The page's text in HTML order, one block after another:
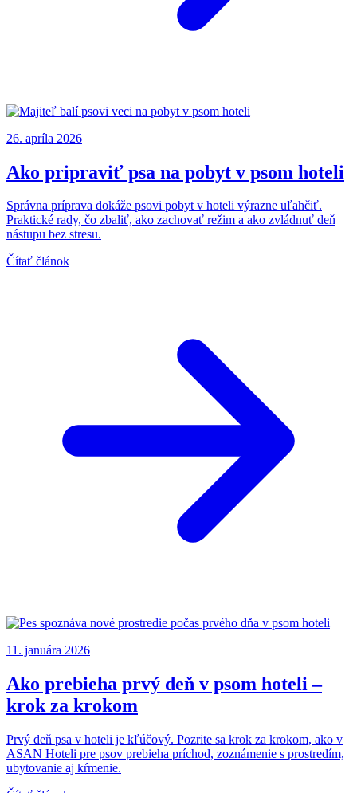
26. apríla 2026
Ako pripraviť psa na pobyt v psom hoteli
Správna príprava dokáže psovi pobyt v hoteli výrazne uľahčiť.
Praktické rady, čo zbaliť, ako zachovať režim a ako zvládnuť deň
nástupu bez stresu.
Čítať článok
11. januára 2026
Ako prebieha prvý deň v psom hoteli –
krok za krokom
Prvý deň psa v hoteli je kľúčový. Pozrite sa krok za krokom, ako v
ASAN Hoteli pre psov prebieha príchod, zoznámenie s prostredím,
ubytovanie aj kŕmenie.